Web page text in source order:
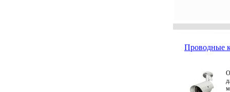
Проводные